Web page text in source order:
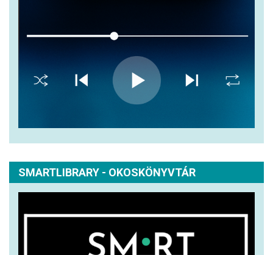
SMARTLIBRARY - OKOSKÖNYVTÁR